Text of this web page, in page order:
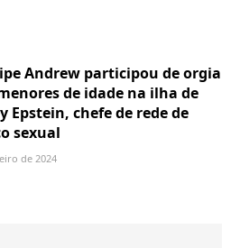
Andrew participou de orgia
de idade na ilha de
Epstein, chefe de rede de
sexual
de 2024